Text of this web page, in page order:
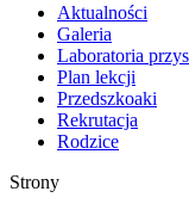
Aktualności
Galeria
Laboratoria
Plan lekcji
Przedszkoaki
Rekrutacja
Rodzice
Strony